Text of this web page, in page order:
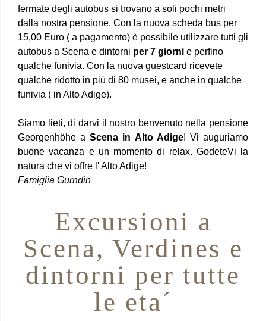
fermate degli autobus si trovano a soli pochi metri
dalla nostra pensione. Con la nuova scheda bus per
15,00 Euro ( a pagamento) è possibile utilizzare tutti gli
autobus a Scena e dintorni per 7 giorni e perfino
qualche funivia. Con la nuova guestcard ricevete
qualche ridotto in più di 80 musei, e anche in qualche
funivia ( in Alto Adige).
Siamo lieti, di darvi il nostro benvenuto nella pensione
Georgenhöhe a Scena in Alto Adige! Vi auguriamo
buone vacanza e un momento di relax. GodeteVi la
natura che vi offre l' Alto Adige!
Famiglia Gurndin
Excursioni a
Scena, Verdines e
dintorni per tutte
le eta´